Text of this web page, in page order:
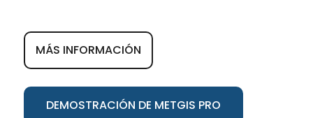
MÁS INFORMACIÓN
DEMOSTRACIÓN DE METGIS PRO